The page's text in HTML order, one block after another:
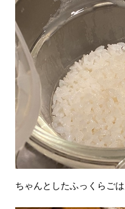
ちゃんとしたふっくらごは